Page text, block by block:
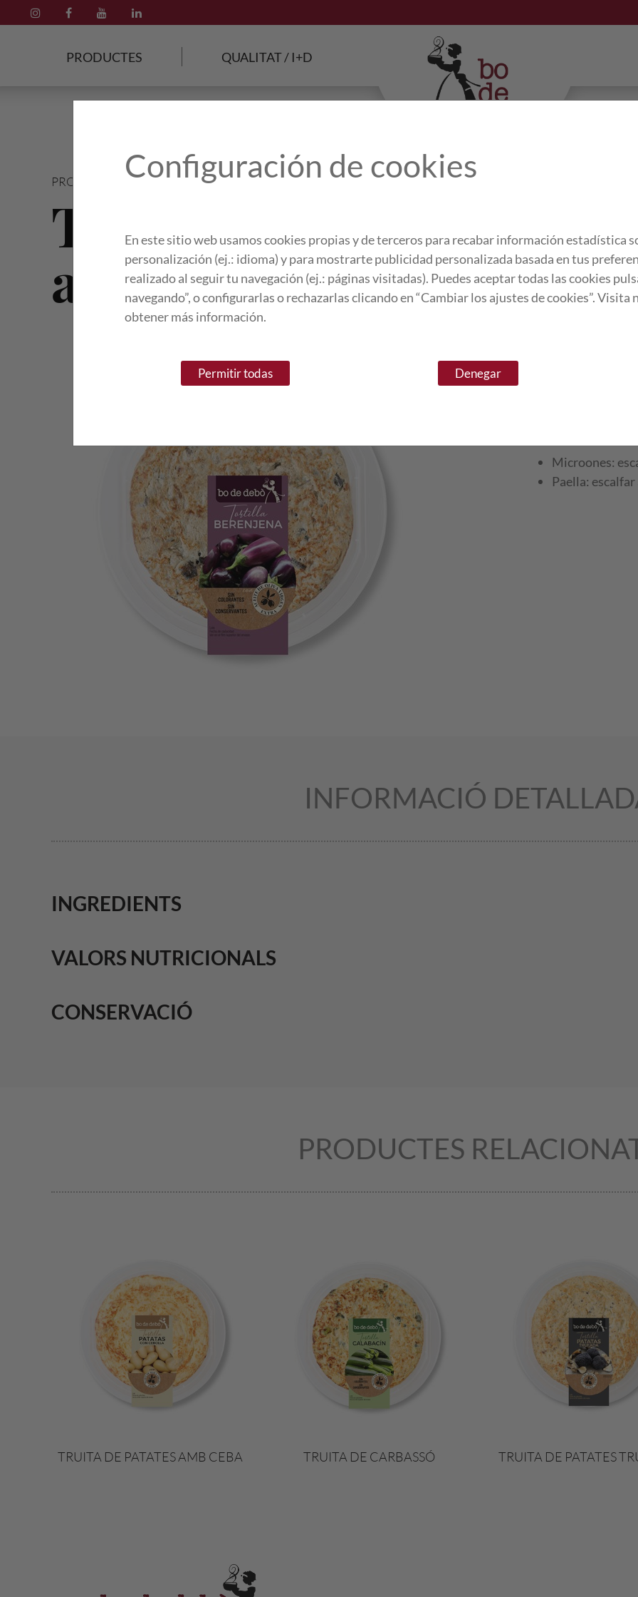
PRODUCTES QUALITAT / I+D
PRODUCTES / TRUITES /
Truita
alberginia
com la d'albergínies.
d'incorporar
una de les joies de
Microones:
Paella:
INFORMACIÓ
INGREDIENTS
VALORS NUTRICIONALS
CONSERVACIÓ
PRODUCTES
TRUITA DE PATATES AMB CEBA TRUITA DE CARBASSÓ TRUITA DE PATATES
Configuración de cookies
En este sitio web usamos cookies propias y de terceros para recabar información estadística
personalización (ej.: idioma) y para mostrarte publicidad personalizada basada en tus
realizado al seguir tu navegación (ej.: páginas visitadas). Puedes aceptar todas las cookies
navegando”, o configurarlas o rechazarlas clicando en “Cambiar los ajustes de cookies”. Visita
obtener más información.
Permitir todas Denegar